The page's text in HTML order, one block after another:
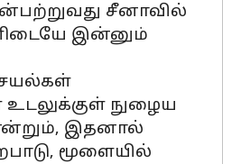
சீனாவில்
இன்னும்
நுழைய
இதனால்
மூளையில்